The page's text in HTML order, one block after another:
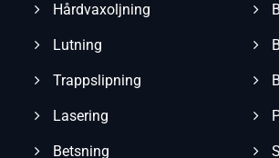
Hårdvaxoljning
Lutning
Trappslipning
Lasering
Betsning